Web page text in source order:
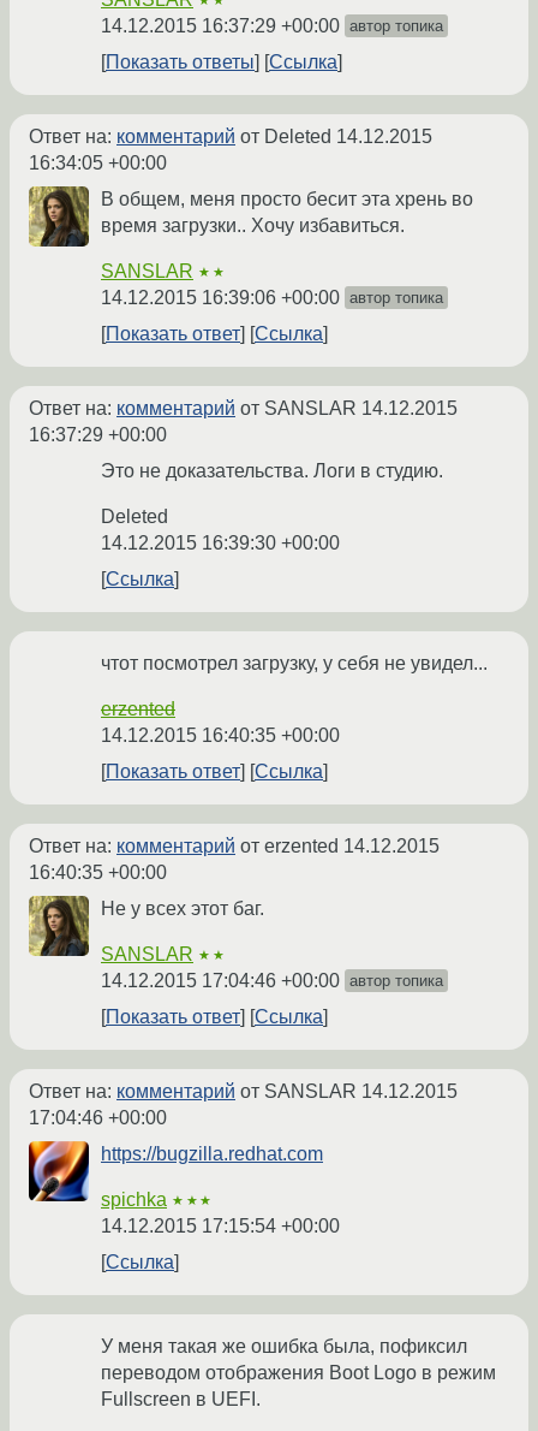
14.12.2015 16:37:29 +00:00 автор топика
Показать ответы Ссылка
Ответ на: комментарий от Deleted 14.12.2015
16:34:05 +00:00
В общем, меня просто бесит эта хрень во
время загрузки.. Хочу избавиться.
SANSLAR ★★
14.12.2015 16:39:06 +00:00 автор топика
Показать ответ Ссылка
Ответ на: комментарий от SANSLAR 14.12.2015
16:37:29 +00:00
Это не доказательства. Логи в студию.
Deleted
14.12.2015 16:39:30 +00:00
Ссылка
чтот посмотрел загрузку, у себя не увидел...
erzented
14.12.2015 16:40:35 +00:00
Показать ответ
Ссылка
Ответ на: комментарий от erzented 14.12.2015
16:40:35 +00:00
Не у всех этот баг.
SANSLAR ★★
14.12.2015 17:04:46 +00:00 автор топика
Показать ответ Ссылка
Ответ на: комментарий от SANSLAR 14.12.2015
17:04:46 +00:00
https://bugzilla.redhat.com
spichka ★★★
14.12.2015 17:15:54 +00:00
Ссылка
У меня такая же ошибка была, пофиксил
переводом отображения Boot Logo в режим
Fullscreen в UEFI.